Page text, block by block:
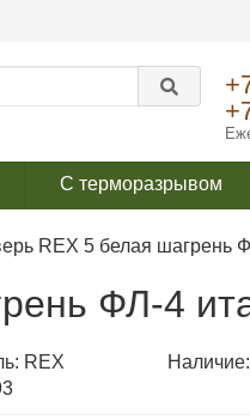
С терморазрывом
REX 5 белая шагрень
ФЛ-4
REX